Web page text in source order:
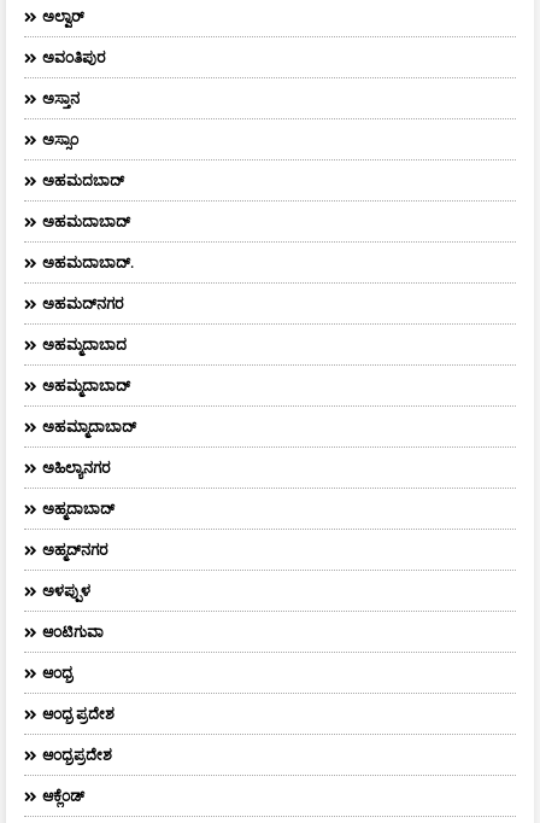
ಅಲ್ವಾರ್
ಅವಂತಿಪುರ
ಅಸ್ತಾನ
ಅಸ್ಸಾಂ
ಅಹಮದಬಾದ್
ಅಹಮದಾಬಾದ್
ಅಹಮದಾಬಾದ್‌.
ಅಹಮದ್‌ನಗರ
ಅಹಮ್ಮದಾಬಾದ
ಅಹಮ್ಮದಾಬಾದ್
ಅಹಮ್ಮಾದಾಬಾದ್
ಅಹಿಲ್ಯಾನಗರ
ಅಹ್ಮದಾಬಾದ್
ಅಹ್ಮದ್‌ನಗರ
ಅಳಪ್ಪುಳ
ಆಂಟಿಗುವಾ
ಆಂಧ್ರ
ಆಂಧ್ರ ಪ್ರದೇಶ
ಆಂಧ್ರಪ್ರದೇಶ
ಆಕ್ಲೆಂಡ್